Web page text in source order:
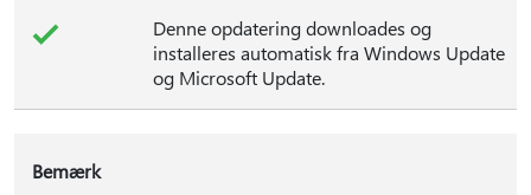
Denne opdatering downloades og
installeres automatisk fra Windows Update
og Microsoft Update.
Bemærk